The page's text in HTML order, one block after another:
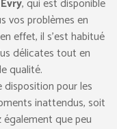
, qui est disponible
vos problèmes en
effet, il s’est habitué
délicates tout en
qualité.
pour les
inattendus, soit
que peu